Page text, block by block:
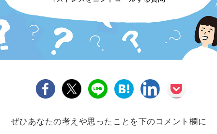
ぜひあなたの考えや思ったことを下のコメント欄に